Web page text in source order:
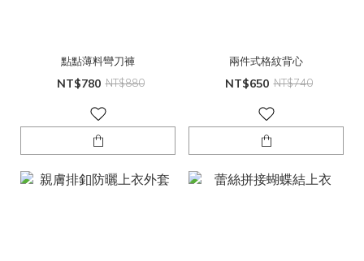
點點薄料彎刀褲
NT$780 NT$880
兩件式格紋背心
NT$650 NT$740